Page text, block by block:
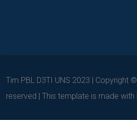
Tim PBL D3TI UNS 2023 | Copyright ©
reserved | This template is made with